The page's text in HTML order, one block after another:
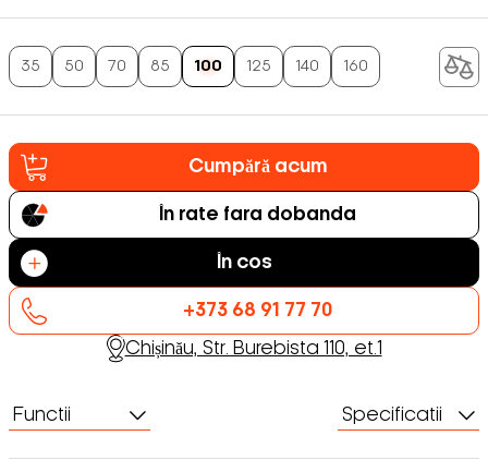
35 50 70 85 100 125 140 160
Cumpără acum
În rate fara dobanda
În cos
+373 68 91 77 70
Chișinău, Str. Burebista 110, et.1
Functii Specificatii